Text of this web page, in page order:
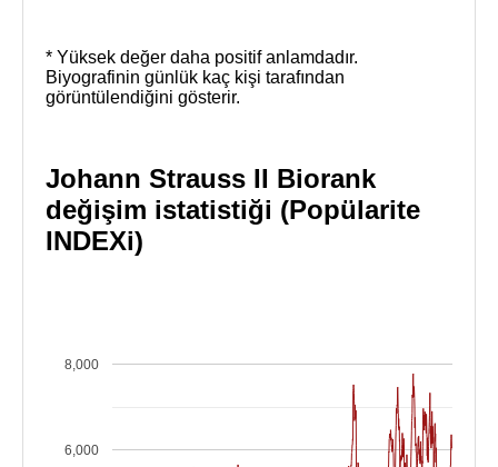
* Yüksek değer daha positif anlamdadır.
Biyografinin günlük kaç kişi tarafından
görüntülendiğini gösterir.
Johann Strauss II Biorank
değişim istatistiği (Popülarite
INDEXi)
6,000
8,000